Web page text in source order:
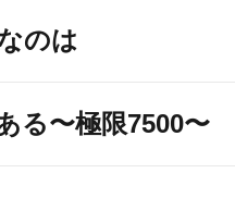
ガビッ
う！
のは
る〜極限7500〜